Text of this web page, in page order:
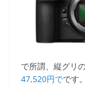
で所謂、縦グリ
47,520円でです。